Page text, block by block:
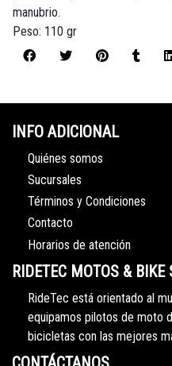
manubrio.
Peso: 110 gr
INFO ADICIONAL
Quiénes somos
Sucursales
Términos y Condiciones
Contacto
Horarios de atención
RIDETEC MOTOS & BIKE
RideTec está orientado al
equipamos pilotos de moto
bicicletas con las mejores